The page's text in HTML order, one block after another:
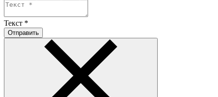
Текст *
Отправить